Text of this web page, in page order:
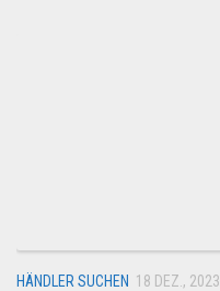
HÄNDLER SUCHEN 18 DEZ., 2023